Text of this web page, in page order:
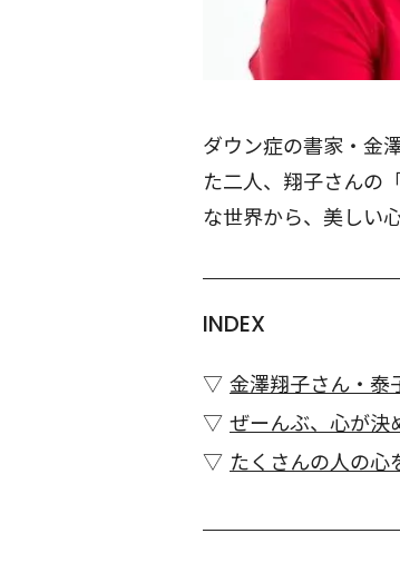
ダウン症の書家・金
た二人、翔子さんの
な世界から、美しい
INDEX
金澤翔子さん・泰
ぜーんぶ、心が決
たくさんの人の心